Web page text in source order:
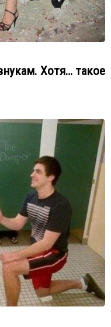
Хотя… такое